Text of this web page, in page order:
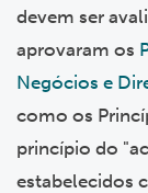
devem ser
aprovaram os
Negócios e
como os
princípio do
estabelecidos